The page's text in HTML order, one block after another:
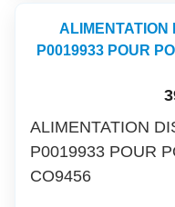
ALIMENTATION
P0019933 POUR
ALIMENTATION
P0019933 POUR
CO9456